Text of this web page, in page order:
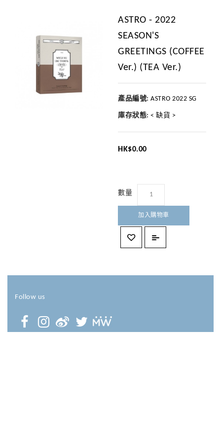
ASTRO - 2022
SEASON'S
GREETINGS (COFFEE
Ver.) (TEA Ver.)
產品編號: ASTRO 2022 SG
庫存狀態: < 缺貨 >
HK$0.00
數量
加入購物車
Follow us